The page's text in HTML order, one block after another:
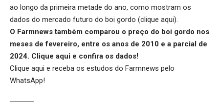
ao longo da primeira metade do ano, como mostram os
dados do mercado futuro do boi gordo (clique aqui).
O Farmnews também comparou o preço do boi gordo nos
meses de fevereiro, entre os anos de 2010 e a parcial de
2024. Clique aqui e confira os dados!
Clique aqui e receba os estudos do Farmnews pelo
WhatsApp!